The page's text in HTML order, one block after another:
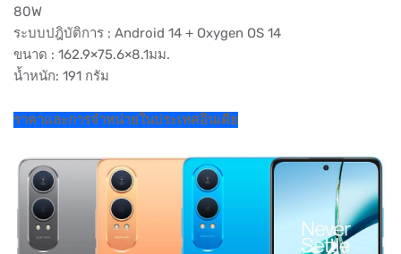
80W
ระบบปฎิบัติการ : Android 14 + Oxygen OS 14
ขนาด : 162.9×75.6×8.1มม.
น้ำหนัก: 191 กรัม
ราคาและการจำหน่ายในประเทศอินเดีย